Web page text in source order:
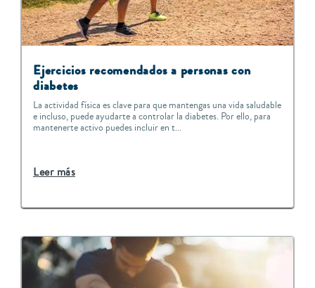
Ejercicios recomendados a personas con
diabetes
La actividad física es clave para que mantengas una vida saludable
e incluso, puede ayudarte a controlar la diabetes. Por ello, para
mantenerte activo puedes incluir en t...
Leer más